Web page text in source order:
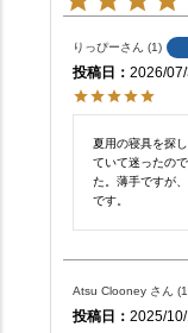
りっぴー 1
投稿日
2026/
夏用の寝具を探
ていて迷ったの
た。薄手ですが
です。
Atsu Clooney 1
投稿日
2025/